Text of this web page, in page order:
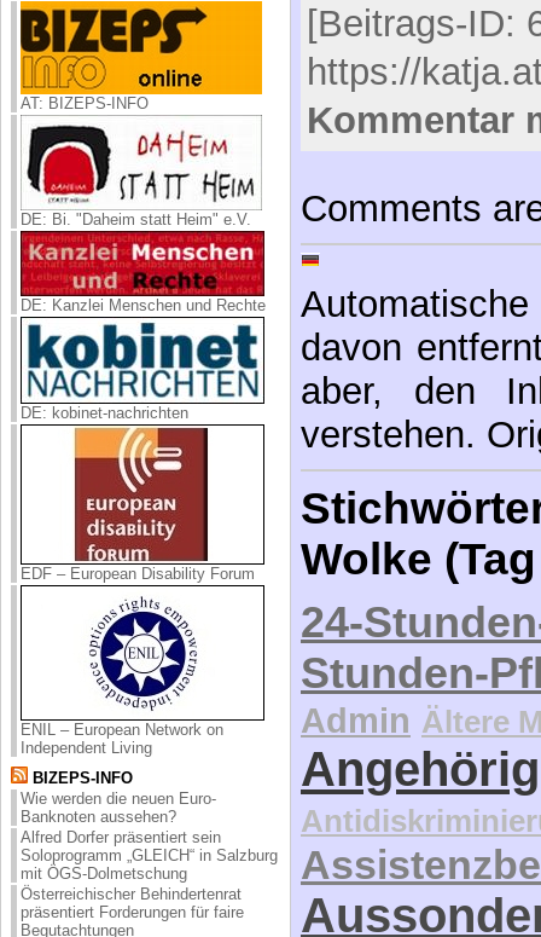
AT: BIZEPS-INFO
DE: Bi. "Daheim statt Heim" e.V.
DE: Kanzlei Menschen und Rechte
DE: kobinet-nachrichten
EDF – European Disability Forum
ENIL – European Network on
Independent Living
BIZEPS-INFO
Wie werden die neuen Euro-
Banknoten aussehen?
Alfred Dorfer präsentiert sein
Soloprogramm „GLEICH“ in Salzburg
mit ÖGS-Dolmetschung
Österreichischer Behindertenrat
präsentiert Forderungen für faire
Begutachtungen
[Beitrags-ID:
https://
Kommentar
Comments
davon
aber, den
verstehen.
Wolke
24-
Stunden-
Admin Ältere